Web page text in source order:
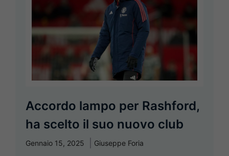
Accordo lampo per Rashford,
ha scelto il suo nuovo club
Gennaio 15, 2025 Giuseppe Foria